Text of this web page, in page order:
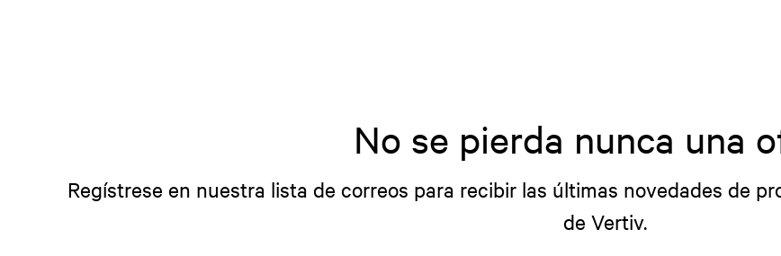
No se pierda nunca una
Regístrese en nuestra lista de correos para recibir las últimas novedades de
de Vertiv.